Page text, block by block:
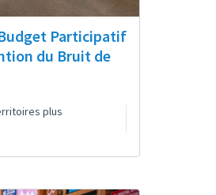
Participatif
du Bruit de
plus